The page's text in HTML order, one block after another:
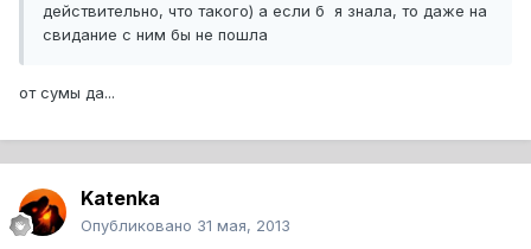
действительно, что такого) а если б я знала, то даже на
свидание с ним бы не пошла
от сумы да...
Katenka
Опубликовано 31 мая, 2013